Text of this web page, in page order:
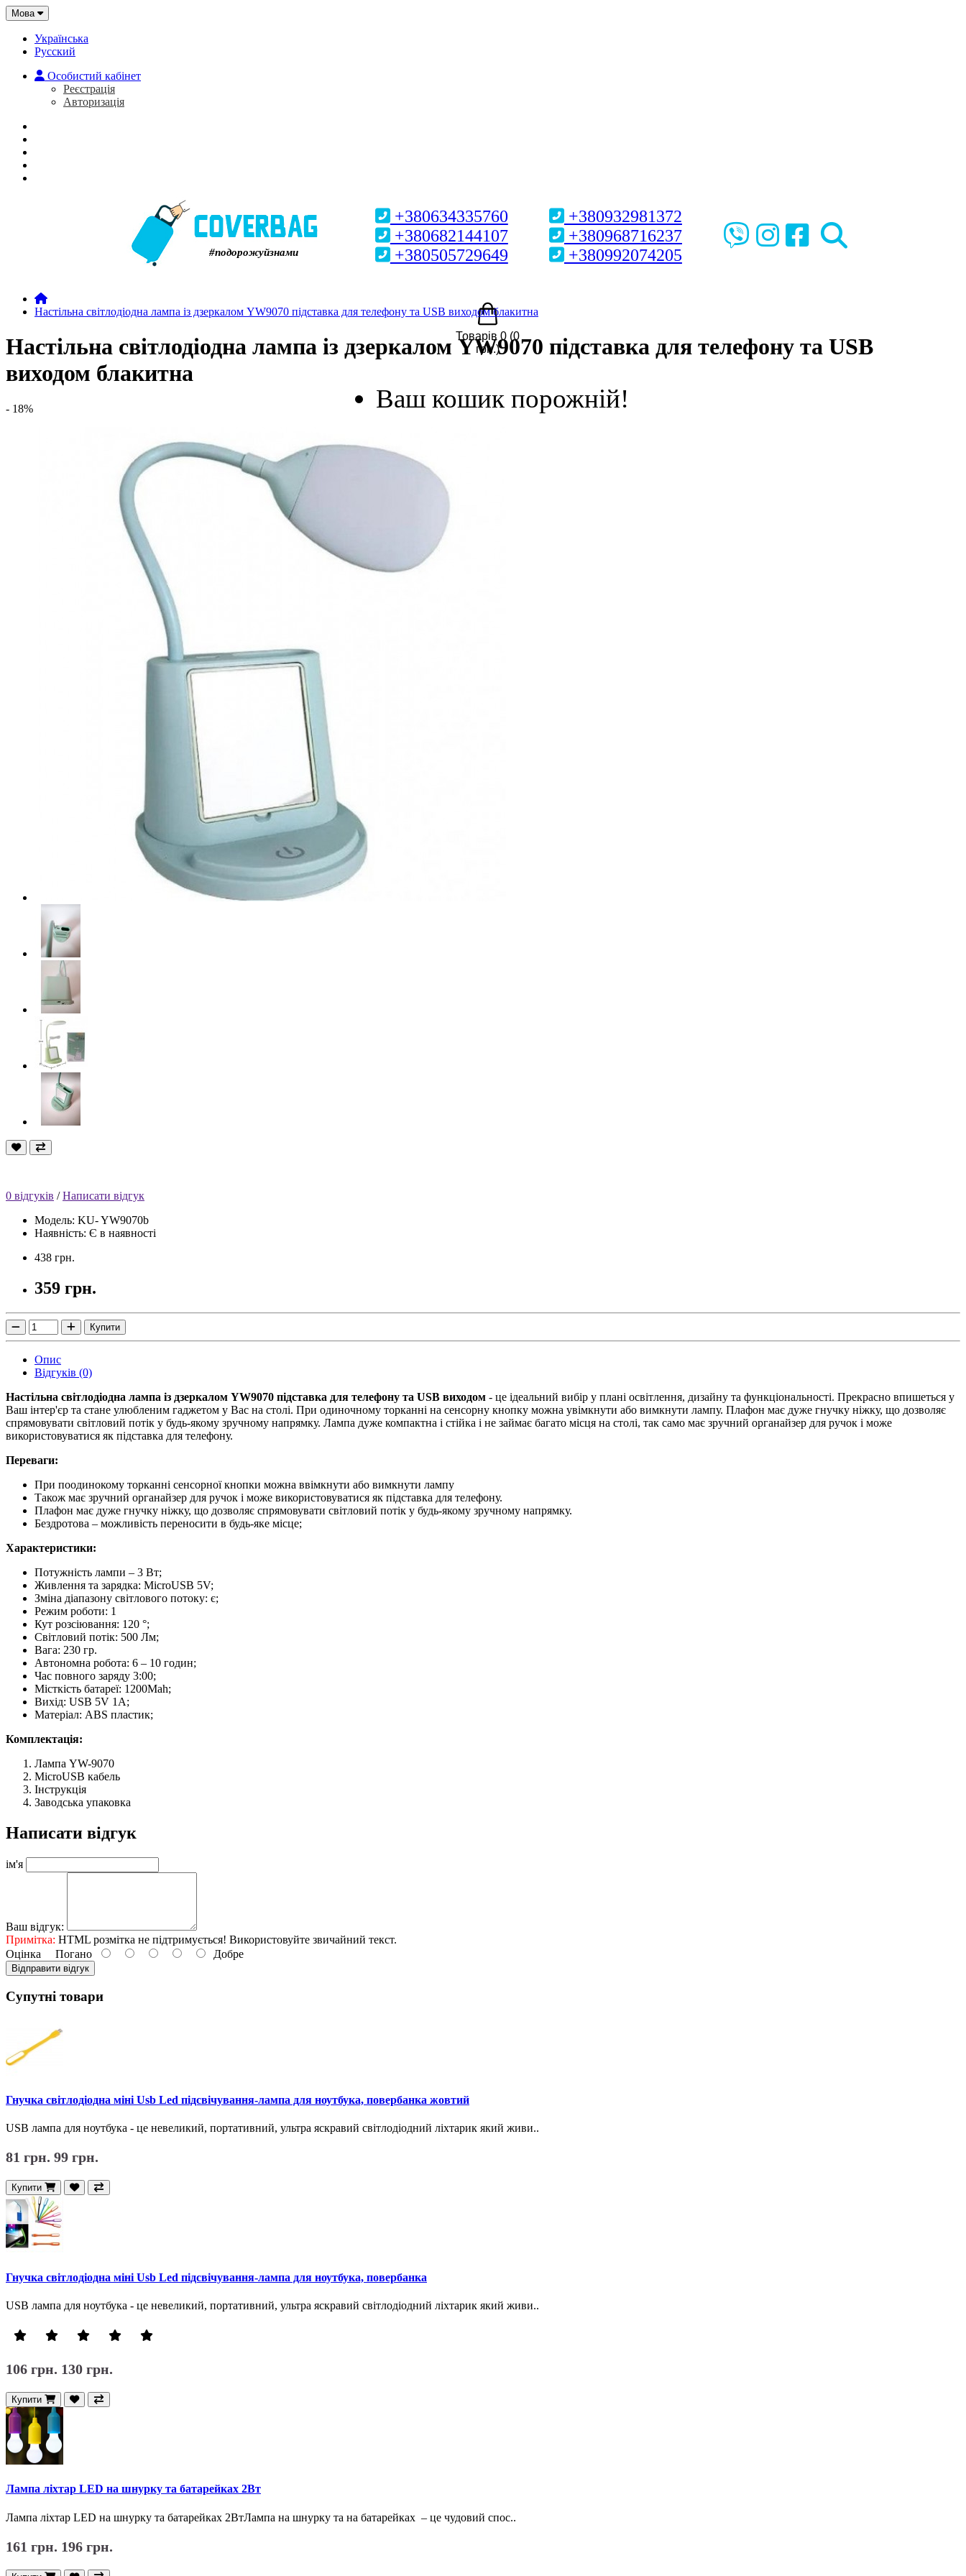
Мова
Українська
Русский
Особистий кабінет
Реєстрація
Авторизація
#подорожуйзнами
+380634335760
+380682144107
+380505729649
+380932981372
+380968716237
+380992074205
Товарів 0 (0
грн.)
Ваш кошик порожній!
Настільна світлодіодна лампа із дзеркалом YW9070 підставка для телефону та USB виходом блакитна
Настільна світлодіодна лампа із дзеркалом YW9070 підставка для телефону та USB
виходом блакитна
- 18%
0 відгуків /Написати відгук
Модель: KU- YW9070b
Наявність: Є в наявності
438 грн.
359 грн.
Купити
Опис
Відгуків (0)
Настільна світлодіодна лампа із дзеркалом YW9070 підставка для телефону та USB виходом - це ідеальний вибір у плані освітлення, дизайну та функціональності. Прекрасно впишеться у
Ваш інтер'єр та стане улюбленим гаджетом у Вас на столі. При одиночному торканні на сенсорну кнопку можна увімкнути або вимкнути лампу. Плафон має дуже гнучку ніжку, що дозволяє
спрямовувати світловий потік у будь-якому зручному напрямку. Лампа дуже компактна і стійка і не займає багато місця на столі, так само має зручний органайзер для ручок і може
використовуватися як підставка для телефону.
Переваги:
При поодинокому торканні сенсорної кнопки можна ввімкнути або вимкнути лампу
Також має зручний органайзер для ручок і може використовуватися як підставка для телефону.
Плафон має дуже гнучку ніжку, що дозволяє спрямовувати світловий потік у будь-якому зручному напрямку.
Бездротова – можливість переносити в будь-яке місце;
Характеристики:
Потужність лампи – 3 Вт;
Живлення та зарядка: MicroUSB 5V;
Зміна діапазону світлового потоку: є;
Режим роботи: 1
Кут розсіювання: 120 °;
Світловий потік: 500 Лм;
Вага: 230 гр.
Автономна робота: 6 – 10 годин;
Час повного заряду 3:00;
Місткість батареї: 1200Mah;
Вихід: USB 5V 1A;
Матеріал: ABS пластик;
Комплектація:
Лампа YW-9070
MicroUSB кабель
Інструкція
Заводська упаковка
Написати відгук
ім'я
Ваш відгук:
Примітка: HTML розмітка не підтримується! Використовуйте звичайний текст.
Оцінка Погано Добре
Відправити відгук
Супутні товари
Гнучка світлодіодна міні Usb Led підсвічування-лампа для ноутбука, повербанка жовтий
USB лампа для ноутбука - це невеликий, портативний, ультра яскравий світлодіодний ліхтарик який живи..
81 грн. 99 грн.
Купити
Гнучка світлодіодна міні Usb Led підсвічування-лампа для ноутбука, повербанка
USB лампа для ноутбука - це невеликий, портативний, ультра яскравий світлодіодний ліхтарик який живи..
106 грн. 130 грн.
Купити
Лампа ліхтар LED на шнурку та батарейках 2Вт
Лампа ліхтар LED на шнурку та батарейках 2ВтЛампа на шнурку та на батарейках – це чудовий спос..
161 грн. 196 грн.